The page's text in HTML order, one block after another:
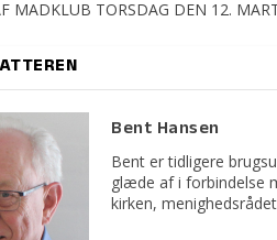
MADKLUB TORSDAG DEN 12.
Bent Hansen
Bent er tidligere
glæde af i forbindelse
kirken,